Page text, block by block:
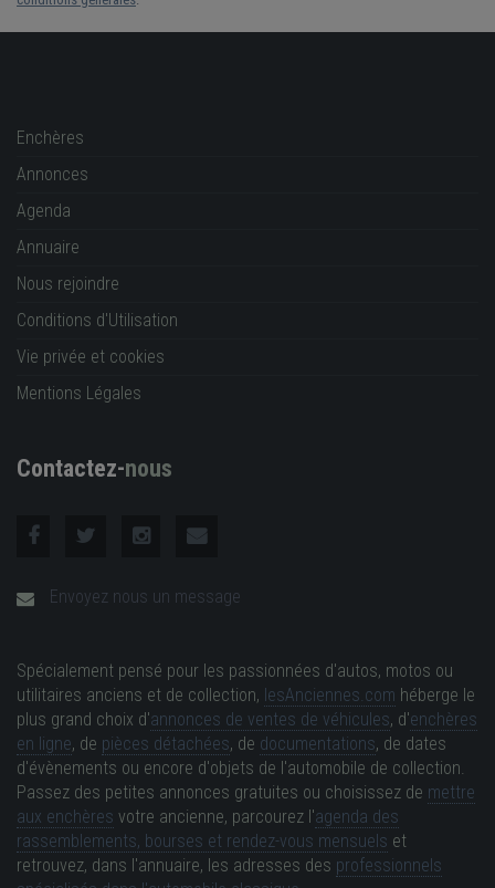
Enchères
Annonces
Agenda
Annuaire
Nous rejoindre
Conditions d'Utilisation
Vie privée et cookies
Mentions Légales
Contactez-nous
Envoyez nous un message
Spécialement pensé pour les passionnées d'autos, motos ou
utilitaires anciens et de collection, lesAnciennes.com héberge le
plus grand choix d'annonces de ventes de véhicules, d'enchères
en ligne, de pièces détachées, de documentations, de dates
d'évènements ou encore d'objets de l'automobile de collection.
Passez des petites annonces gratuites ou choisissez de mettre
aux enchères votre ancienne, parcourez l'agenda des
rassemblements, bourses et rendez-vous mensuels et
retrouvez, dans l'annuaire, les adresses des professionnels